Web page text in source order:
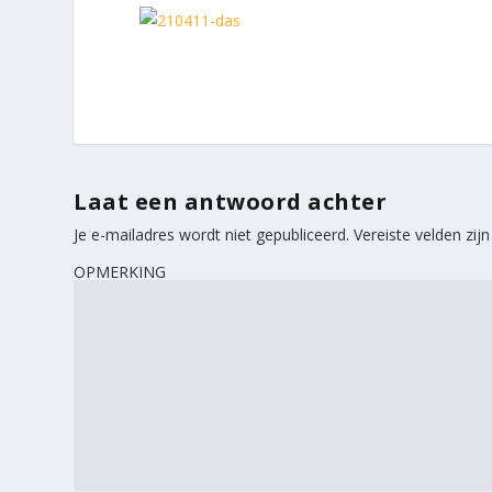
Laat een antwoord achter
Je e-mailadres wordt niet gepubliceerd. Vereiste velden
OPMERKING